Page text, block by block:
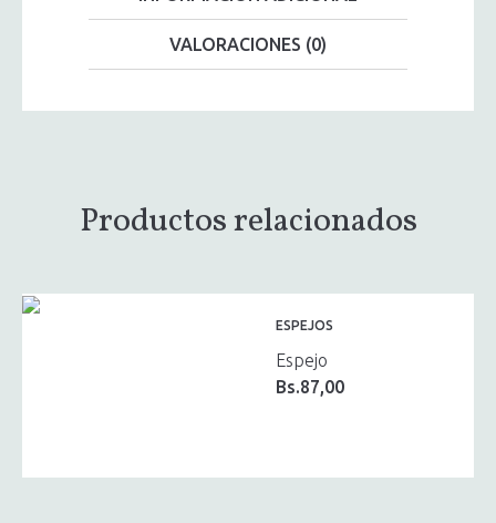
VALORACIONES (0)
Productos relacionados
ESPEJOS
Espejo
Bs.87,00